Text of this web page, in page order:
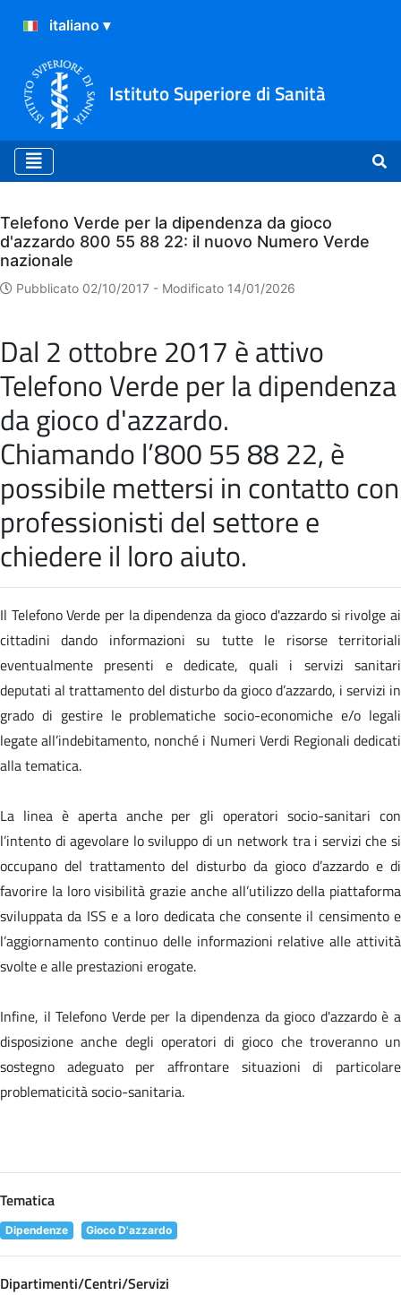
Istituto Superiore di Sanità
Archivio
Telefono Verde per la dipendenza da gioco
d'azzardo 800 55 88 22: il nuovo Numero Verde
nazionale
Pubblicato 02/10/2017 - Modificato 14/01/2026
Dal 2 ottobre 2017 è attivo
Telefono Verde per la dipendenza
da gioco d'azzardo.
Chiamando l’800 55 88 22, è
possibile mettersi in contatto con
professionisti del settore e
chiedere il loro aiuto.
Il Telefono Verde per la dipendenza da gioco d'azzardo si rivolge ai
cittadini dando informazioni su tutte le risorse territoriali
eventualmente presenti e dedicate, quali i servizi sanitari
deputati al trattamento del disturbo da gioco d’azzardo, i servizi in
grado di gestire le problematiche socio-economiche e/o legali
legate all’indebitamento, nonché i Numeri Verdi Regionali dedicati
alla tematica.
La linea è aperta anche per gli operatori socio-sanitari con
l’intento di agevolare lo sviluppo di un network tra i servizi che si
occupano del trattamento del disturbo da gioco d’azzardo e di
favorire la loro visibilità grazie anche all’utilizzo della piattaforma
sviluppata da ISS e a loro dedicata che consente il censimento e
l’aggiornamento continuo delle informazioni relative alle attività
svolte e alle prestazioni erogate.
Infine, il Telefono Verde per la dipendenza da gioco d'azzardo è a
disposizione anche degli operatori di gioco che troveranno un
sostegno adeguato per affrontare situazioni di particolare
problematicità socio-sanitaria.
Tematica
Dipendenze Gioco D'azzardo
Dipartimenti/Centri/Servizi